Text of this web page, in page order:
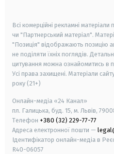
Всі комерційні рекламні
чи "Партнерський матеріал".
"Позиція" відображають позицію
не поділяти їхніх поглядів.
цитування можна ознайомитись в
Усі права захищені. Матеріали
року (21+)
Онлайн-медіа «24 Канал»
пл. Галицька, буд. 15, м. Львів,
Телефон +380 (32) 229-77-77
Адреса електронної пошти —
Ідентифікатор онлайн-медіа в
R40-06057